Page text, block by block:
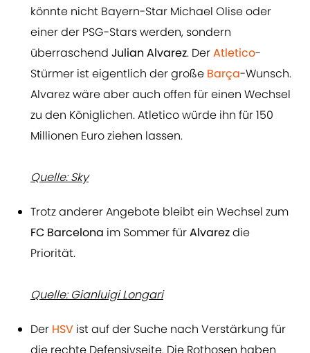
könnte nicht Bayern-Star Michael Olise oder
einer der PSG-Stars werden, sondern
überraschend Julian Alvarez. DerAtletico-
Stürmer ist eigentlich der große Barça-Wunsch.
Alvarez wäre aber auch offen für einen Wechsel
zu den Königlichen. Atletico würde ihn für 150
Millionen Euro ziehen lassen.
Quelle: Sky
Trotz anderer Angebote bleibt ein Wechsel zum
FC Barcelona im Sommer fürAlvarezdie
Priorität.
Quelle: Gianluigi Longari
Der HSV ist auf der Suche nach Verstärkung für